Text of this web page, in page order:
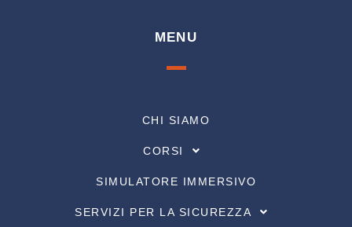
MENU
CHI SIAMO
CORSI
SIMULATORE IMMERSIVO
SERVIZI PER LA SICUREZZA